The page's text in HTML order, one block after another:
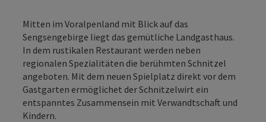
Mitten im Voralpenland mit Blick auf das
Sengsengebirge liegt das gemütliche Landgasthaus.
In dem rustikalen Restaurant werden neben
regionalen Spezialitäten die berühmten Schnitzel
angeboten. Mit dem neuen Spielplatz direkt vor dem
Gastgarten ermöglichet der Schnitzelwirt ein
entspanntes Zusammensein mit Verwandtschaft und
Kindern.